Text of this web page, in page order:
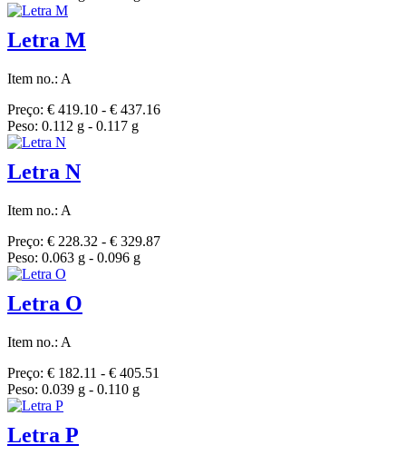
Letra M
Item no.: A
Preço: € 419.10 - € 437.16
Peso: 0.112 g - 0.117 g
Letra N
Item no.: A
Preço: € 228.32 - € 329.87
Peso: 0.063 g - 0.096 g
Letra O
Item no.: A
Preço: € 182.11 - € 405.51
Peso: 0.039 g - 0.110 g
Letra P